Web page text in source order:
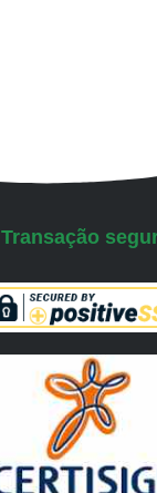
Transação